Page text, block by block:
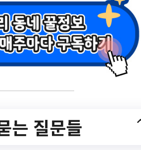
<독서복권>
권> 안내/?
는 질문들